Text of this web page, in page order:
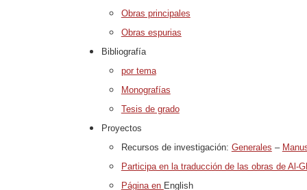
Obras principales
Obras espurias
Bibliografía
por tema
Monografías
Tesis de grado
Proyectos
Recursos de investigación: Generales –
Participa en la traducción de las obras de Al-
Página en English